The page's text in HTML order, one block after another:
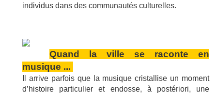
individus dans des communautés culturelles.
Quand la ville se raconte en
musique ...
Il arrive parfois que la musique cristallise un moment
d’histoire particulier et endosse, à postériori, une